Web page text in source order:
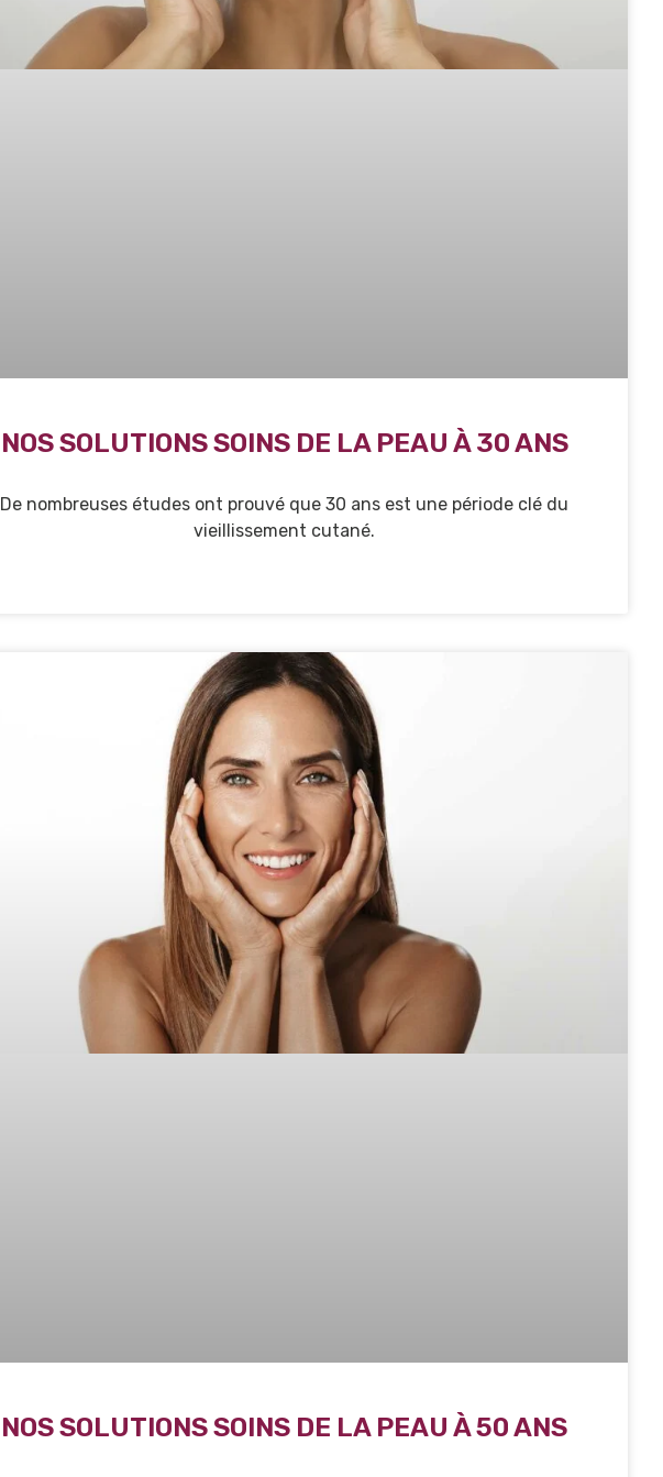
NOS SOLUTIONS SOINS DE LA PEAU À 30 ANS
De nombreuses études ont prouvé que 30 ans est une période clé du
vieillissement cutané.
NOS SOLUTIONS SOINS DE LA PEAU À 50 ANS